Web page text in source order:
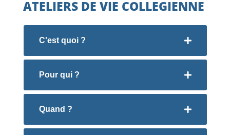
ATELIERS DE VIE COLLEGIENNE
C'est quoi ?
Pour qui ?
Quand ?